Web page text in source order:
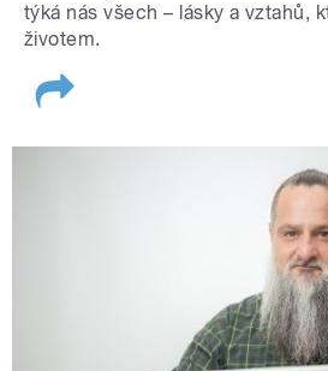
týká nás všech – lásky a vztahů,
životem.